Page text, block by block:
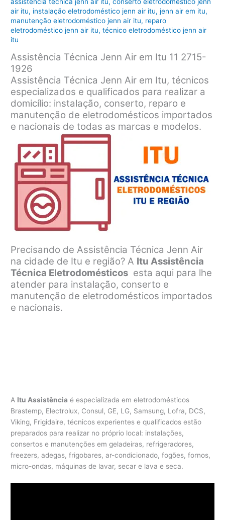
air itu, instalação eletrodoméstico jenn air itu,jenn air em itu,
manutenção eletrodoméstico jenn air itu, reparo
eletrodoméstico jenn air itu,técnico eletrodoméstico jenn air
itu
Assistência Técnica Jenn Air em Itu 11 2715-
1926
Assistência Técnica Jenn Air em Itu, técnicos
especializados e qualificados para realizar a
domicílio: instalação, conserto, reparo e
manutenção de eletrodomésticos importados
e nacionais de todas as marcas e modelos.
Precisando de Assistência Técnica Jenn Air
na cidade de Itu e região? A Itu Assistência
Técnica Eletrodomésticos esta aqui para lhe
atender para instalação, conserto e
manutenção de eletrodomésticos importados
e nacionais.
A Itu Assistência é especializada em eletrodomésticos
Brastemp, Electrolux, Consul, GE, LG, Samsung, Lofra, DCS,
Viking, Frigidaire, técnicos experientes e qualificados estão
preparados para realizar no próprio local: instalações,
consertos e manutenções em geladeiras, refrigeradores,
freezers, adegas, frigobares, ar-condicionado, fogões, fornos,
micro-ondas, máquinas de lavar, secar e lava e seca.